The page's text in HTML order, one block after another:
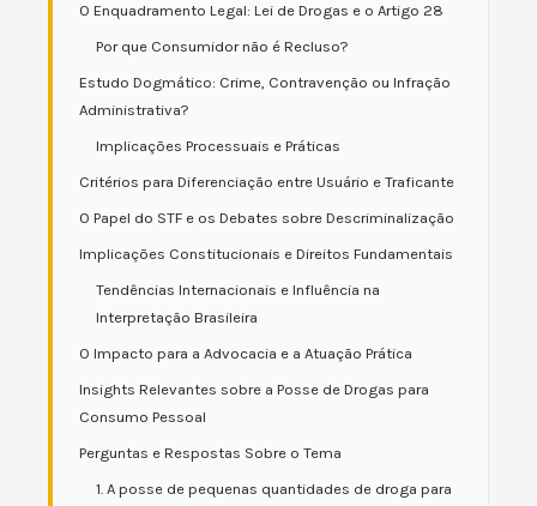
O Enquadramento Legal: Lei de Drogas e o Artigo 28
Por que Consumidor não é Recluso?
Estudo Dogmático: Crime, Contravenção ou Infração
Administrativa?
Implicações Processuais e Práticas
Critérios para Diferenciação entre Usuário e Traficante
O Papel do STF e os Debates sobre Descriminalização
Implicações Constitucionais e Direitos Fundamentais
Tendências Internacionais e Influência na
Interpretação Brasileira
O Impacto para a Advocacia e a Atuação Prática
Insights Relevantes sobre a Posse de Drogas para
Consumo Pessoal
Perguntas e Respostas Sobre o Tema
1. A posse de pequenas quantidades de droga para